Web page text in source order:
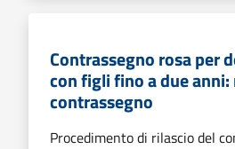
Contrassegno rosa per
con figli fino a due
contrassegno
Procedimento di rilascio del